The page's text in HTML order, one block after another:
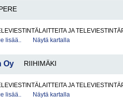
JA
lisää..
Näytä kartalla
Oy RIIHIMÄKI
JA
lisää..
Näytä kartalla